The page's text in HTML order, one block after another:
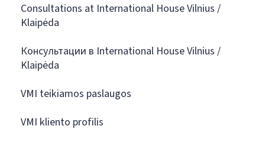
Consultations at International House Vilnius /
Klaipėda
Консультации в International House Vilnius /
Klaipėda
VMI teikiamos paslaugos
VMI kliento profilis